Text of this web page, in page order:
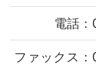
電話：
ファックス：